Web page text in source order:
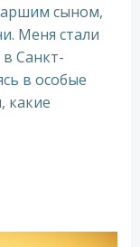
сыном,
Меня стали
Санкт-
в особые
какие